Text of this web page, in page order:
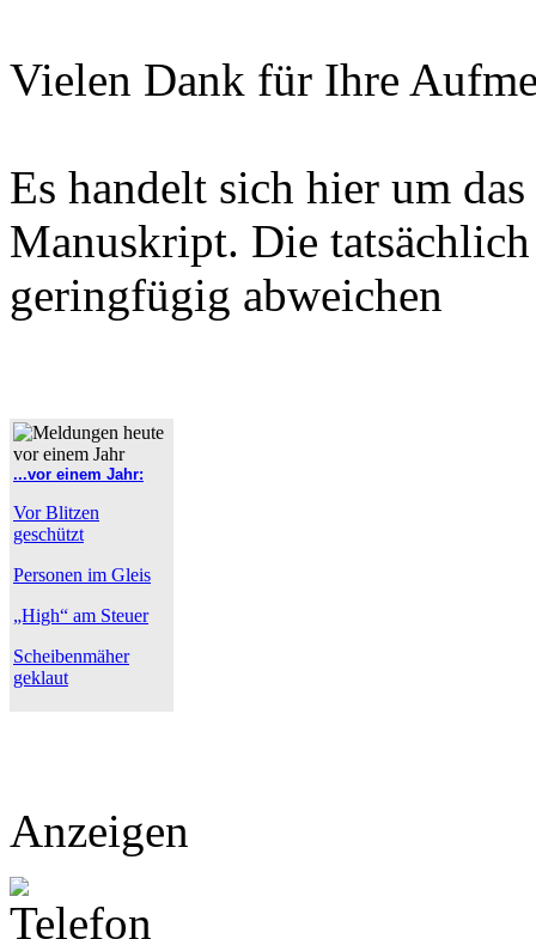
Vielen Dank für Ihre
Es handelt sich hier um
Manuskript. Die
geringfügig abweichen
...vor einem Jahr:
Vor Blitzen
geschützt
Personen im Gleis
„High“ am Steuer
Scheibenmäher
geklaut
Anzeigen